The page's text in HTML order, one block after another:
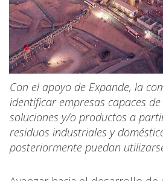
Con el apoyo de Expande, la
identificar empresas capaces
soluciones y/o productos a
residuos industriales y
posteriormente puedan